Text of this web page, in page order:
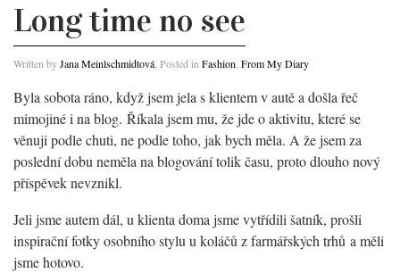
Long time no see
Written byJana Meinlschmidtová , Posted in Fashion From My Diary
Byla sobota ráno, když jsem jela s klientem v autě a došla řeč
mimojiné i na blog. Říkala jsem mu, že jde o aktivitu, které se
věnuji podle chuti, ne podle toho, jak bych měla. A že jsem za
poslední dobu neměla na blogování tolik času, proto dlouho nový
příspěvek nevznikl.
Jeli jsme autem dál, u klienta doma jsme vytřídili šatník, prošli
inspirační fotky osobního stylu u koláčů z farmářských trhů a měli
jsme hotovo.